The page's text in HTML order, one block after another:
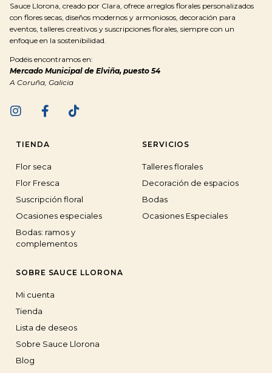
Sauce Llorona, creado por Clara, ofrece arreglos florales personalizados
con flores secas, diseños modernos y armoniosos, decoración para
eventos, talleres creativos y suscripciones florales, siempre con un
enfoque en la sostenibilidad.
Podéis encontramos en:
Mercado Municipal de Elviña, puesto 54
A Coruña, Galicia
TIENDA
Flor seca
Flor Fresca
Suscripción floral
Ocasiones especiales
Bodas: ramos y
complementos
SERVICIOS
Talleres florales
Decoración de espacios
Bodas
Ocasiones Especiales
SOBRE SAUCE LLORONA
Mi cuenta
Tienda
Lista de deseos
Sobre Sauce Llorona
Blog